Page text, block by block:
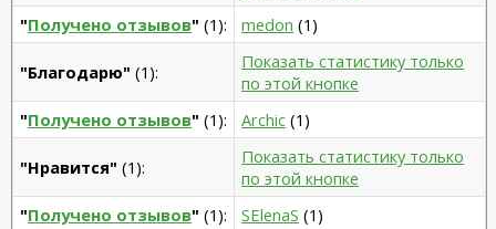
"Получено отзывов" (1): medon (1)
"Благодарю" (1):
Показать статистику только
по этой кнопке
"Получено отзывов" (1): Archic (1)
"Нравится" (1):
Показать статистику только
по этой кнопке
"Получено отзывов" (1): SElenaS (1)